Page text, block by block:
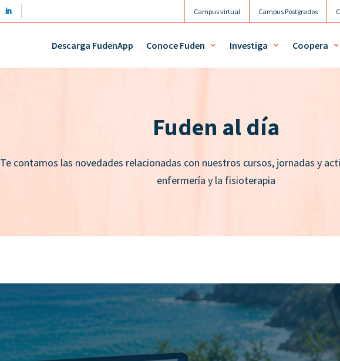
Campus Postgrados
Campus virtual
Descarga FudenApp Conoce Fuden Investiga Coopera
Fuden al día
Te contamos las novedades relacionadas con nuestros cursos, jornadas y
enfermería y la fisioterapia